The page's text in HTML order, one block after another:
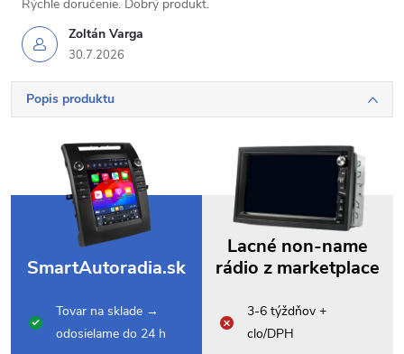
Zoltán Varga
30.7.2026
Rýchle doručenie. Dobrý produkt.
Popis produktu
SmartAutoradia.sk
Lacné non-name
rádio z marketplace
Tovar na sklade →
odosielame do 24 h
3-6 týždňov +
clo/DPH